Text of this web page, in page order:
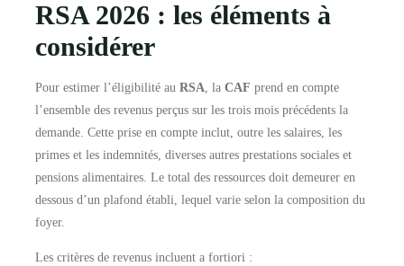
RSA 2026 : les éléments à
considérer
Pour estimer l’éligibilité au RSA, la CAF prend en compte
l’ensemble des revenus perçus sur les trois mois précédents la
demande. Cette prise en compte inclut, outre les salaires, les
primes et les indemnités, diverses autres prestations sociales et
pensions alimentaires. Le total des ressources doit demeurer en
dessous d’un plafond établi, lequel varie selon la composition du
foyer.
Les critères de revenus incluent a fortiori :